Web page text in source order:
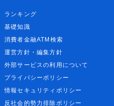
ランキング
基礎知識
消費者金融ATM検索
運営方針・編集方針
外部サービスの利用について
プライバシーポリシー
情報セキュリティポリシー
反社会的勢力排除ポリシー